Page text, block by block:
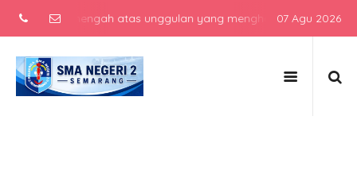
menengah atas unggulan yang menghasilkan lulusan
07 Agu 2026